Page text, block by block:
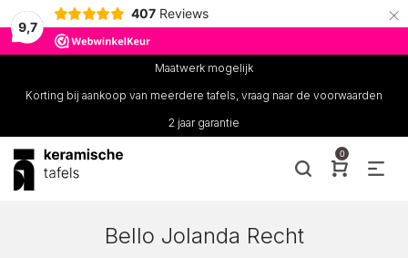
9,7
407 Reviews ×
Maatwerk mogelijk
Korting bij aankoop van meerdere tafels, vraag naar de voorwaarden
2 jaar garantie
0
Bello Jolanda Recht